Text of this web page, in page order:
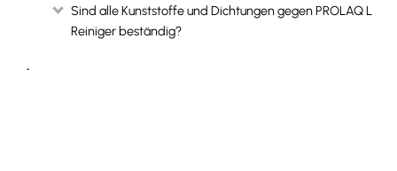
Sind alle Kunststoffe und Dichtungen gegen PROLAQ L
Reiniger beständig?
.